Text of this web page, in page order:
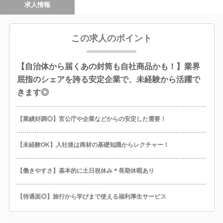
求人情報
この求人のポイント
【自治体から届くあの封筒も自社商品かも！】業界
屈指のシェアを誇る安定企業で、未経験から活躍で
きます◎
【業績好調◎】官公庁や企業などからの安定した需要！
【未経験OK】入社後は商材の基礎知識からレクチャー！
【働きやすさ】基本的に土日祝休み＊長期休暇あり
【待遇面◎】旅行から学びまで使える福利厚生サービス